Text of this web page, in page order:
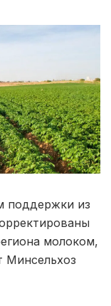
поддержки из
молоком,
Минсельхоз